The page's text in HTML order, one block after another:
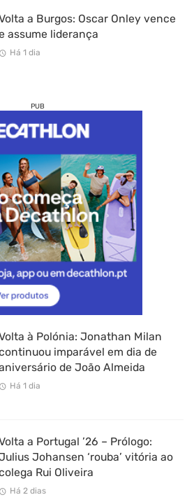
a Burgos: Oscar Onley vence
assume liderança
Há 1 dia
PUB
à Polónia: Jonathan Milan
imparável em dia de
de João Almeida
Há 1 dia
a Portugal ’26 – Prólogo:
Johansen ‘rouba’ vitória ao
Rui Oliveira
Há 2 dias